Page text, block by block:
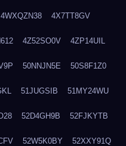
4WXQZN38 4X7TT8GV
4Z52SO0V 4ZP14UIL
50NNJN5E 50S8F1Z0
51JUGSIB 51MY24WU
52D4GH9B 52FJKYTB
52W5K0BY 52XXY91Q